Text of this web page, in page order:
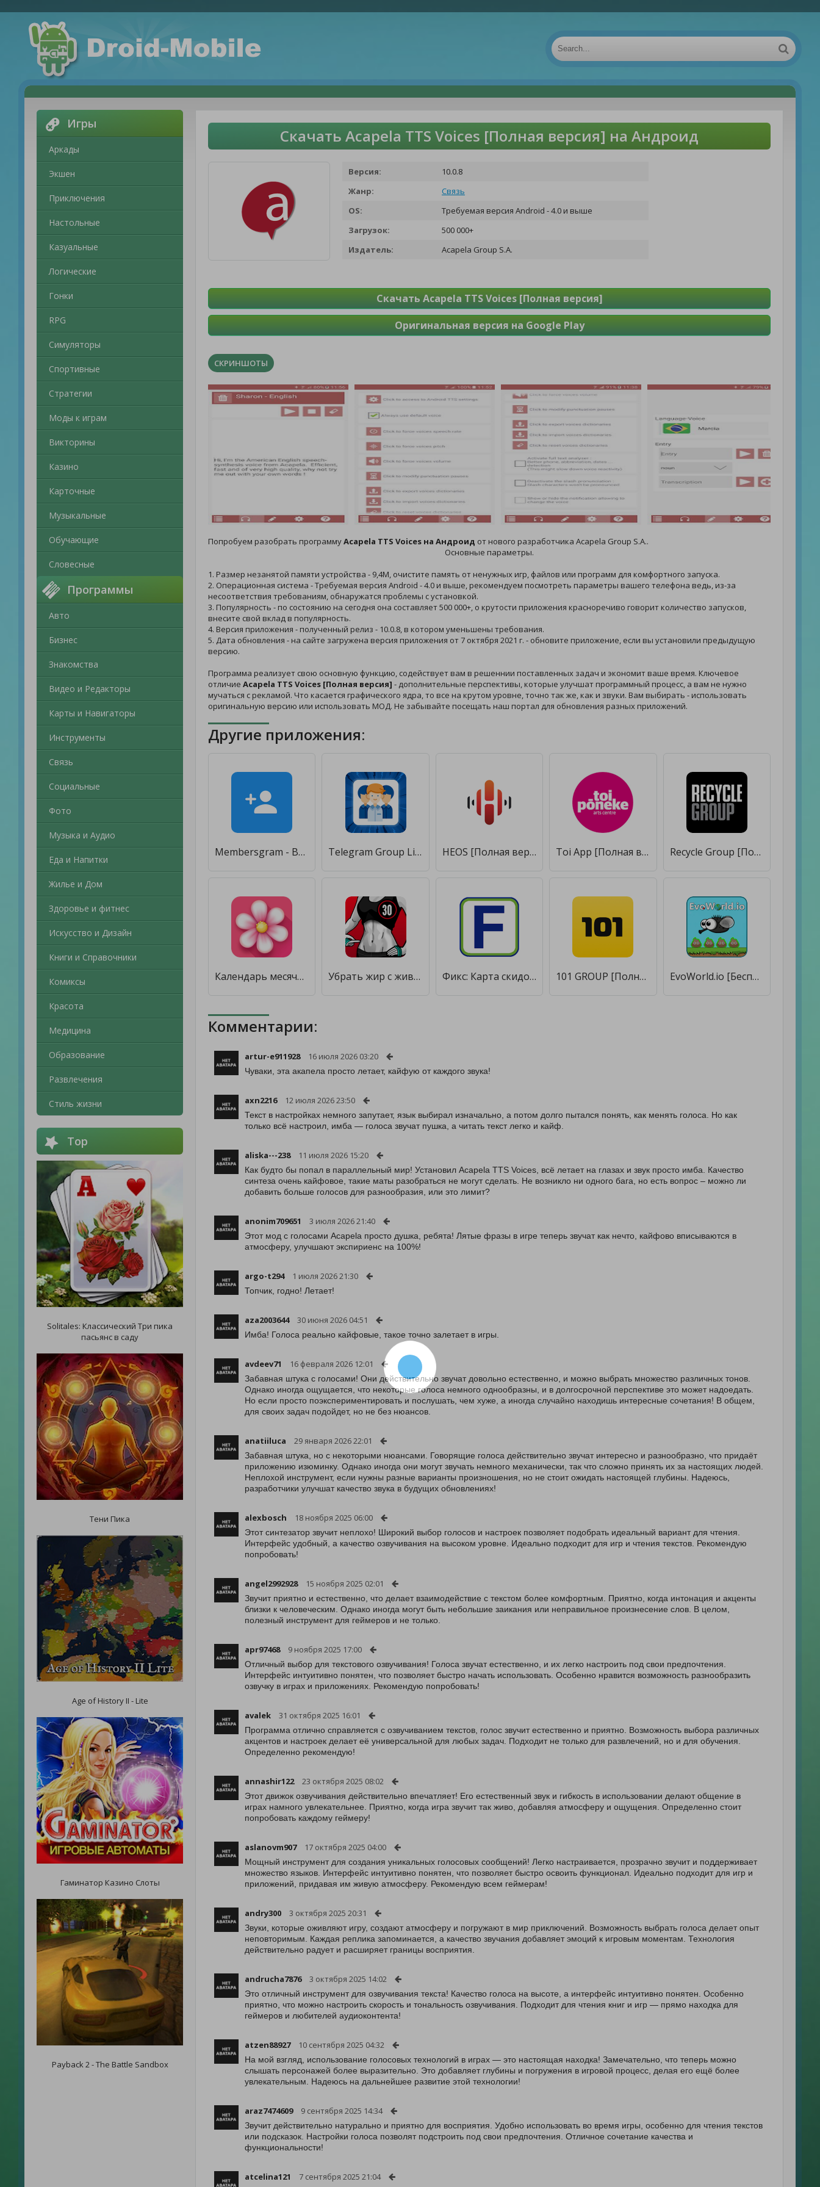
Игры
Аркады
Экшен
Приключения
Настольные
Казуальные
Логические
Гонки
RPG
Симуляторы
Спортивные
Стратегии
Моды к играм
Викторины
Казино
Карточные
Музыкальные
Обучающие
Словесные
Программы
Авто
Бизнес
Знакомства
Видео и Редакторы
Карты и Навигаторы
Инструменты
Связь
Социальные
Фото
Музыка и Аудио
Еда и Напитки
Жилье и Дом
Здоровье и фитнес
Искусство и Дизайн
Книги и Справочники
Комиксы
Красота
Медицина
Образование
Развлечения
Стиль жизни
Top
Solitales: Классический Три пика
пасьянс в саду
Тени Пика
Age of History II - Lite
Гаминатор Казино Слоты
Payback 2 - The Battle Sandbox
Скачать Acapela TTS Voices [Полная версия] на Андроид
Версия:
10.0.8
Жанр:
Связь
OS:
Требуемая версия Android - 4.0 и выше
Загрузок:
500 000+
Издатель:
Acapela Group S.A.
Скачать Acapela TTS Voices [Полная версия]
Оригинальная версия на Google Play
СКРИНШОТЫ
Попробуем разобрать программуAcapela TTS Voices на Андроид от нового разработчика Acapela Group S.A..
Основные параметры.
1. Размер незанятой памяти устройства - 9,4M, очистите память от ненужных игр, файлов или программ для комфортного запуска.
2. Операционная система - Требуемая версия Android - 4.0 и выше, рекомендуем посмотреть параметры вашего телефона ведь, из-за
несоответствия требованиям, обнаружатся проблемы с установкой.
3. Популярность - по состоянию на сегодня она составляет 500 000+, о крутости приложения красноречиво говорит количество запусков,
внесите свой вклад в популярность.
4. Версия приложения - полученный релиз - 10.0.8, в котором уменьшены требования.
5. Дата обновления - на сайте загружена версия приложения от 7 октября 2021 г. - обновите приложение, если вы установили предыдущую
версию.
Программа реализует свою основную функцию, содействует вам в решеннии поставленных задач и экономит ваше время. Ключевое
отличие Acapela TTS Voices [Полная версия] - дополнительные перспективы, которые улучшат программный процесс, а вам не нужно
мучаться с рекламой. Что касается графического ядра, то все на крутом уровне, точно так же, как и звуки. Вам выбирать - использовать
оригинальную версию или использовать МОД. Не забывайте посещать наш портал для обновления разных приложений.
Другие приложения:
Membersgram - Boost Channel and group members [Полная версия] Telegram Group Links App [Полная версия] HEOS [Полная версия] Toi App [Полная версия] Recycle Group [Полная версия]
Календарь месячных - овуляция и беременность [Полная версия] Убрать жир с живота за 30 дней [Полная версия] Фикс: Карта скидок [Полная версия] 101 GROUP [Полная версия] EvoWorld.io [Бесплатные покупки]
Комментарии:
artur-e911928 16 июля 2026 03:20
Чуваки, эта акапела просто летает, кайфую от каждого звука!
axn2216 12 июля 2026 23:50
Текст в настройках немного запутает, язык выбирал изначально, а потом долго пытался понять, как менять голоса. Но как
только всё настроил, имба — голоса звучат пушка, а читать текст легко и кайф.
aliska---238 11 июля 2026 15:20
Как будто бы попал в параллельный мир! Установил Acapela TTS Voices, всё летает на глазах и звук просто имба. Качество
синтеза очень кайфовое, такие маты разобраться не могут сделать. Не возникло ни одного бага, но есть вопрос – можно ли
добавить больше голосов для разнообразия, или это лимит?
anonim709651 3 июля 2026 21:40
Этот мод с голосами Acapela просто душка, ребята! Лятые фразы в игре теперь звучат как нечто, кайфово вписываются в
атмосферу, улучшают экспириенс на 100%!
argo-t294 1 июля 2026 21:30
Топчик, годно! Летает!
aza2003644 30 июня 2026 04:51
Имба! Голоса реально кайфовые, такое точно залетает в игры.
avdeev71 16 февраля 2026 12:01
Забавная штука с голосами! Они действительно звучат довольно естественно, и можно выбрать множество различных тонов.
Однако иногда ощущается, что некоторые голоса немного однообразны, и в долгосрочной перспективе это может надоедать.
Но если просто поэкспериментировать и послушать, чем хуже, а иногда случайно находишь интересные сочетания! В общем,
для своих задач подойдет, но не без нюансов.
anatiiluca 29 января 2026 22:01
Забавная штука, но с некоторыми нюансами. Говорящие голоса действительно звучат интересно и разнообразно, что придаёт
приложению изюминку. Однако иногда они могут звучать немного механически, так что сложно принять их за настоящих людей.
Неплохой инструмент, если нужны разные варианты произношения, но не стоит ожидать настоящей глубины. Надеюсь,
разработчики улучшат качество звука в будущих обновлениях!
alexbosch 18 ноября 2025 06:00
Этот синтезатор звучит неплохо! Широкий выбор голосов и настроек позволяет подобрать идеальный вариант для чтения.
Интерфейс удобный, а качество озвучивания на высоком уровне. Идеально подходит для игр и чтения текстов. Рекомендую
попробовать!
angel2992928 15 ноября 2025 02:01
Звучит приятно и естественно, что делает взаимодействие с текстом более комфортным. Приятно, когда интонация и акценты
близки к человеческим. Однако иногда могут быть небольшие заикания или неправильное произнесение слов. В целом,
полезный инструмент для геймеров и не только.
apr97468 9 ноября 2025 17:00
Отличный выбор для текстового озвучивания! Голоса звучат естественно, и их легко настроить под свои предпочтения.
Интерфейс интуитивно понятен, что позволяет быстро начать использовать. Особенно нравится возможность разнообразить
озвучку в играх и приложениях. Рекомендую попробовать!
avalek 31 октября 2025 16:01
Программа отлично справляется с озвучиванием текстов, голос звучит естественно и приятно. Возможность выбора различных
акцентов и настроек делает её универсальной для любых задач. Подходит не только для развлечений, но и для обучения.
Определенно рекомендую!
annashir122 23 октября 2025 08:02
Этот движок озвучивания действительно впечатляет! Его естественный звук и гибкость в использовании делают общение в
играх намного увлекательнее. Приятно, когда игра звучит так живо, добавляя атмосферу и ощущения. Определенно стоит
попробовать каждому геймеру!
aslanovm907 17 октября 2025 04:00
Мощный инструмент для создания уникальных голосовых сообщений! Легко настраивается, прозрачно звучит и поддерживает
множество языков. Интерфейс интуитивно понятен, что позволяет быстро освоить функционал. Идеально подходит для игр и
приложений, придавая им живую атмосферу. Рекомендую всем геймерам!
andry300 3 октября 2025 20:31
Звуки, которые оживляют игру, создают атмосферу и погружают в мир приключений. Возможность выбрать голоса делает опыт
неповторимым. Каждая реплика запоминается, а качество звучания добавляет эмоций к игровым моментам. Технология
действительно радует и расширяет границы восприятия.
andrucha7876 3 октября 2025 14:02
Это отличный инструмент для озвучивания текста! Качество голоса на высоте, а интерфейс интуитивно понятен. Особенно
приятно, что можно настроить скорость и тональность озвучивания. Подходит для чтения книг и игр — прямо находка для
геймеров и любителей аудиоконтента!
atzen88927 10 сентября 2025 04:32
На мой взгляд, использование голосовых технологий в играх — это настоящая находка! Замечательно, что теперь можно
слышать персонажей более выразительно. Это добавляет глубины и погружения в игровой процесс, делая его ещё более
увлекательным. Надеюсь на дальнейшее развитие этой технологии!
araz7474609 9 сентября 2025 14:34
Звучит действительно натурально и приятно для восприятия. Удобно использовать во время игры, особенно для чтения текстов
или подсказок. Настройки голоса позволят подстроить под свои предпочтения. Отличное сочетание качества и
функциональности!
atcelina121 7 сентября 2025 21:04